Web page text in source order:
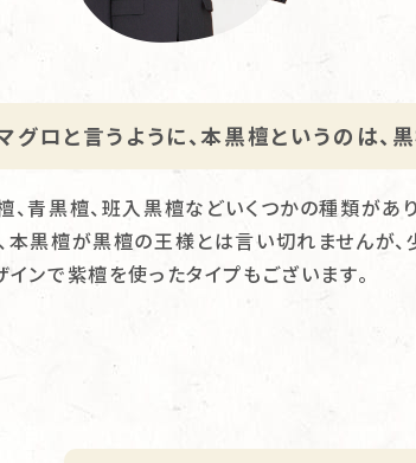
ロと言うように、本黒檀というのは、
青黒檀、班入黒檀などいくつかの種類があ
黒檀が黒檀の王様とは言い切れませんが、
ンで紫檀を使ったタイプもございます。